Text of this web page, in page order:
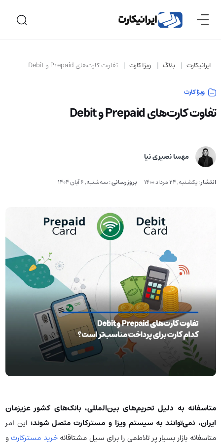
ایرانیکارت بلاگ ویزا کارت تفاوت کارت‌های Prepaid و Debit
ویزا کارت
تفاوت کارت‌های Prepaid و Debit
مهسا نصیری نیا
انتشار:یکشنبه, 24 مرداد 1400 بروزرسانی:سه‌شنبه, 6 آبان 1404
متاسفانه به دلیل تحریم‌های بین‌المللی، بانک‌های کشور عزیزمان
ایران، نمی‌توانند به سیستم ویزا و مسترکارت متصل شوند؛ این امر
متاسفانه بازار بسیار پر تلاطمی را برای سیل مشتاقانهخرید مسترکارتو